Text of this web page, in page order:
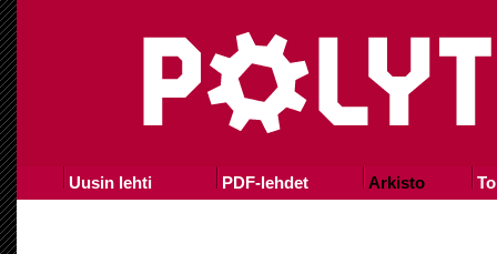
Uusin lehti PDF-lehdet Arkisto